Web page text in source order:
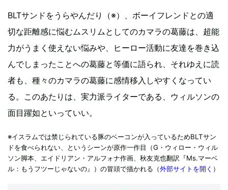
BLTサンドをうらやんだり（※）、ボーイフレンドとの適
切な距離感に悩むムスリムとしてのカマラの葛藤は、超能
力がうまく使えない悩みや、ヒーロー活動に友達を巻き込
んでしまったことへの葛藤と等価に語られ、それゆえに読
者も、種々のカマラの葛藤に感情移入しやすくなってい
る。このあたりは、実力派ライターである、ウィルソンの
面目躍如といっていい。
※イスラムでは禁じられている豚のベーコンが入っているためBLTサン
ドを食べられない、というシーンが原作一作目（G・ウィロー・ウィル
ソン脚本、エイドリアン・アルフォナ作画、秋友克也翻訳『Ms.マーベ
ル：もうフツーじゃないの』）の冒頭で描かれる（外部サイトを開く ）